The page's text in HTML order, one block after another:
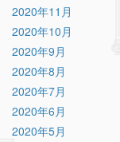
2020年11月
2020年10月
2020年9月
2020年8月
2020年7月
2020年6月
2020年5月